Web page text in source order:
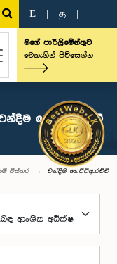
E த
මගේ පාර්ලිමේන්තුව
මෙතැනින් පිවිසෙන්න
හෙට්ටිආරච්චි
විස්තර චන්දිම හෙට්ටිආරච්චි